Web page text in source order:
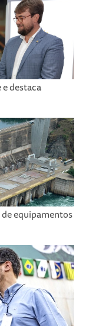
destaca
equipamentos